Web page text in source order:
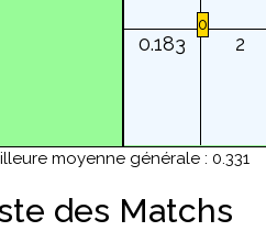
0.183 2
0
moyenne générale : 0.331
des Matchs